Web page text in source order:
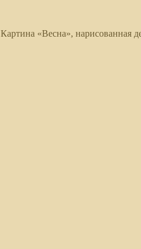
Картина «Весна», нарисованная